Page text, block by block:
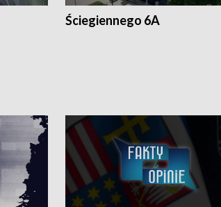
Ściegiennego 6A